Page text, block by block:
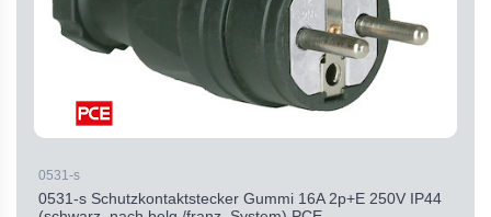
0531-s
0531-s Schutzkontaktstecker Gummi 16A 2p+E 250V IP44